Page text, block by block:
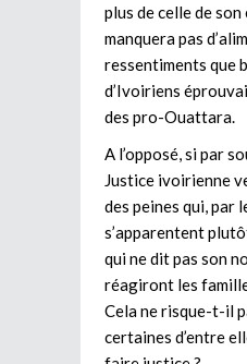
plus de celle de son
manquera pas
ressentiments que
d’Ivoiriens
des pro-Ouattara.
A l’opposé, si par
Justice ivoirienne
des peines qui, par
s’apparentent
qui ne dit pas son
réagiront les
Cela ne risque-t-il
certaines d’entre